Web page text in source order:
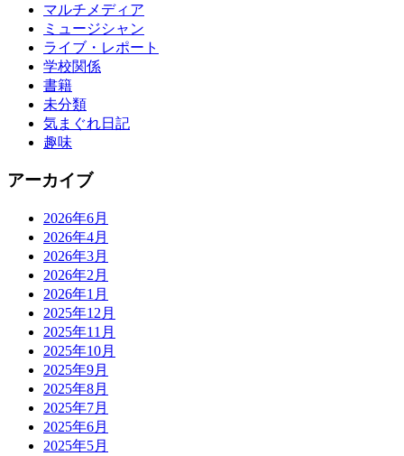
マルチメディア
ミュージシャン
ライブ・レポート
学校関係
書籍
未分類
気まぐれ日記
趣味
アーカイブ
2026年6月
2026年4月
2026年3月
2026年2月
2026年1月
2025年12月
2025年11月
2025年10月
2025年9月
2025年8月
2025年7月
2025年6月
2025年5月